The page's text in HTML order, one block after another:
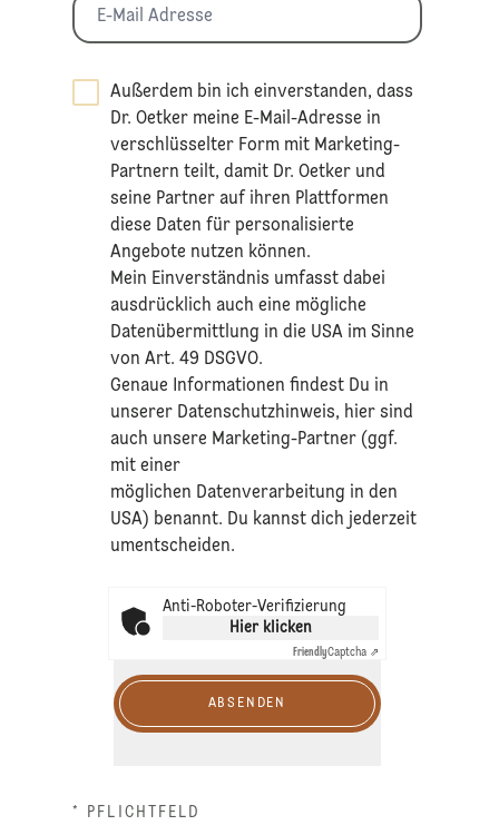
Außerdem bin ich einverstanden, dass
Dr. Oetker meine E-Mail-Adresse in
verschlüsselter Form mit Marketing-
Partnern teilt, damit Dr. Oetker und
seine Partner auf ihren Plattformen
diese Daten für personalisierte
Angebote nutzen können.
Mein Einverständnis umfasst dabei
ausdrücklich auch eine mögliche
Datenübermittlung in die USA im Sinne
von Art. 49 DSGVO.​
​Genaue Informationen findest Du in
unserer Datenschutzhinweis, hier sind
auch unsere Marketing-Partner (ggf.
mit einer
möglichen Datenverarbeitung in den
USA) benannt. Du kannst dich jederzeit
umentscheiden.
Anti-Roboter-Verifizierung
Hier klicken
FriendlyCaptcha ⇗
ABSENDEN
* PFLICHTFELD